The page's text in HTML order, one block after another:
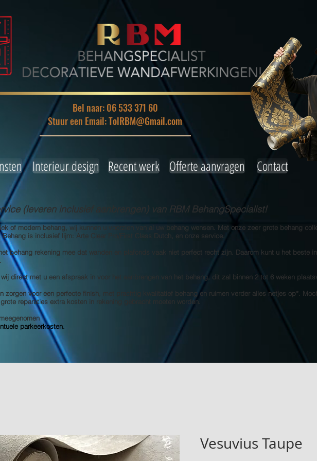
Bel naar: 06 533 371 60
Stuur een Email: TolRBM@Gmail.com
Interieur design Recent werk Offerte aanvragen Contact
(leveren inclusief aanbrengen) van RBM BehangSpecialist!
of modern behang, wij kunnen u voorzien van al uw behang wensen. Met onze zeer grote behang
is inclusief lijm: Arte Clear Pro/First Class Dutch, en onze service.
behang rekening mee dat wanden en plafonds vaak niet perfect recht zijn. Daarom kunt u het beste
direct met u een afspraak in voor het aanbrengen van het behang, dit zal binnen 2 tot 6 weken
zorgen voor een perfecte finish, met prachtig kwalitatief behang en ruimen verder alles netjes op*.
reparaties extra kosten in rekening gebracht moeten worden.
parkeerkosten.
Vesuvius Taupe